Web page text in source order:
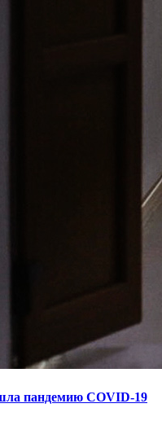
пандемию COVID-19